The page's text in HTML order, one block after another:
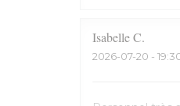
IsabelleC
2026-07-20 -